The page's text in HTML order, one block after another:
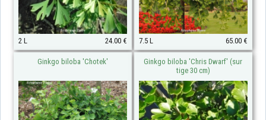
2 L 24.00 € 7.5 L 65.00 €
Ginkgo biloba 'Chotek'
Ginkgo biloba 'Chris Dwarf' (sur
tige 30 cm)